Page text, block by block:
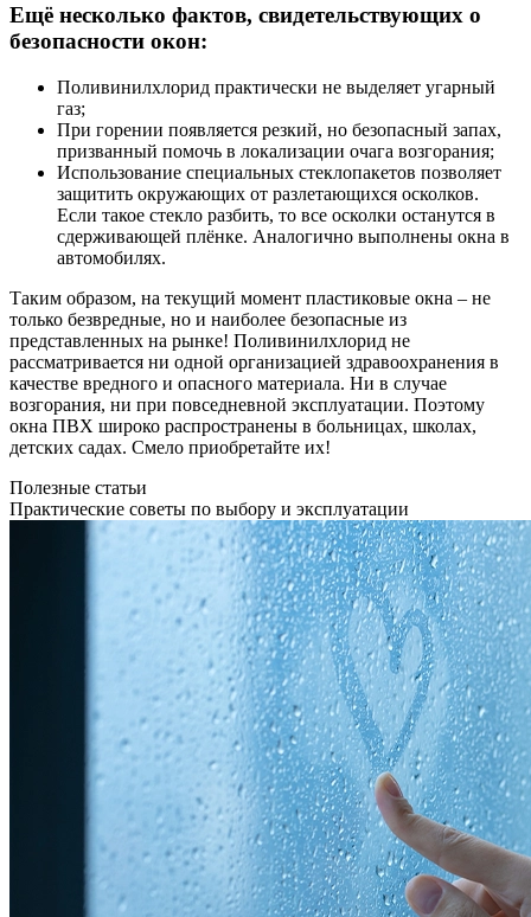
Ещё несколько фактов, свидетельствующих о
безопасности окон:
Поливинилхлорид практически не выделяет угарный
газ;
При горении появляется резкий, но безопасный запах,
призванный помочь в локализации очага возгорания;
Использование специальных стеклопакетов позволяет
защитить окружающих от разлетающихся осколков.
Если такое стекло разбить, то все осколки останутся в
сдерживающей плёнке. Аналогично выполнены окна в
автомобилях.
Таким образом, на текущий момент пластиковые окна – не
только безвредные, но и наиболее безопасные из
представленных на рынке! Поливинилхлорид не
рассматривается ни одной организацией здравоохранения в
качестве вредного и опасного материала. Ни в случае
возгорания, ни при повседневной эксплуатации. Поэтому
окна ПВХ широко распространены в больницах, школах,
детских садах. Смело приобретайте их!
Полезные статьи
Практические советы по выбору и эксплуатации